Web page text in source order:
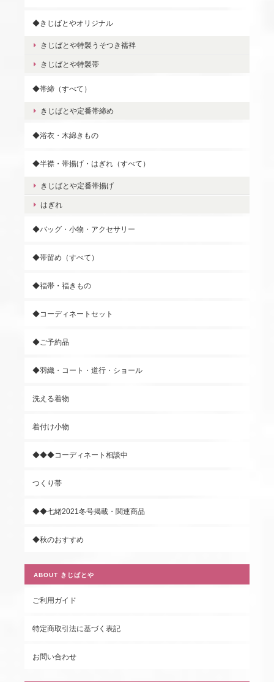
◆きじばとやオリジナル
きじばとや特製うそつき襦袢
きじばとや特製帯
◆帯締（すべて）
きじばとや定番帯締め
◆浴衣・木綿きもの
◆半襟・帯揚げ・はぎれ（すべて）
きじばとや定番帯揚げ
はぎれ
◆バッグ・小物・アクセサリー
◆帯留め（すべて）
◆福帯・福きもの
◆コーディネートセット
◆ご予約品
◆羽織・コート・道行・ショール
洗える着物
着付け小物
◆◆◆コーディネート相談中
つくり帯
◆◆七緒2021冬号掲載・関連商品
◆秋のおすすめ
ABOUT きじばとや
ご利用ガイド
特定商取引法に基づく表記
お問い合わせ